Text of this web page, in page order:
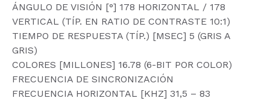
ÁNGULO DE VISIÓN [°] 178 HORIZONTAL / 178
VERTICAL (TÍP. EN RATIO DE CONTRASTE 10:1)
TIEMPO DE RESPUESTA (TÍP.) [MSEC] 5 (GRIS A
GRIS)
COLORES [MILLONES] 16.78 (6-BIT POR COLOR)
FRECUENCIA DE SINCRONIZACIÓN
FRECUENCIA HORIZONTAL [KHZ] 31,5 – 83